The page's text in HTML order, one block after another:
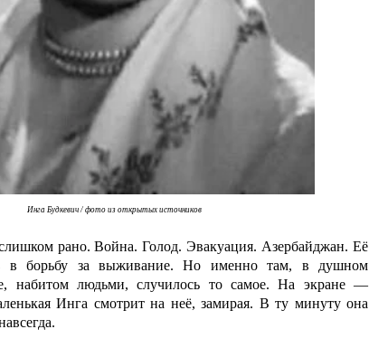
Инга Будкевич / фото из открытых источников
рано. Война. Голод. Эвакуация. Азербайджан. Её
в борьбу за выживание. Но именно там, в душном
набитом людьми, случилось то самое. На экране —
Инга смотрит на неё, замирая. В ту минуту она